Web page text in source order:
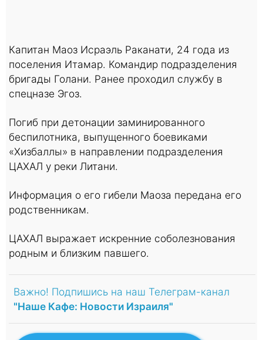
Капитан Маоз Исраэль Раканати, 24 года из
поселения Итамар. Командир подразделения
бригады Голани. Ранее проходил службу в
спецназе Эгоз.
Погиб при детонации заминированного
беспилотника, выпущенного боевиками
«Хизбаллы» в направлении подразделения
ЦАХАЛ у реки Литани.
Информация о его гибели Маоза передана его
родственникам.
ЦАХАЛ выражает искренние соболезнования
родным и близким павшего.
Важно! Подпишись на наш Телеграм-канал
"Наше Кафе: Новости Израиля"